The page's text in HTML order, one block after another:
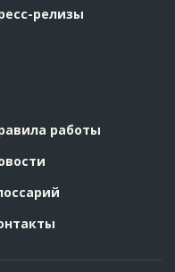
релизы
работы